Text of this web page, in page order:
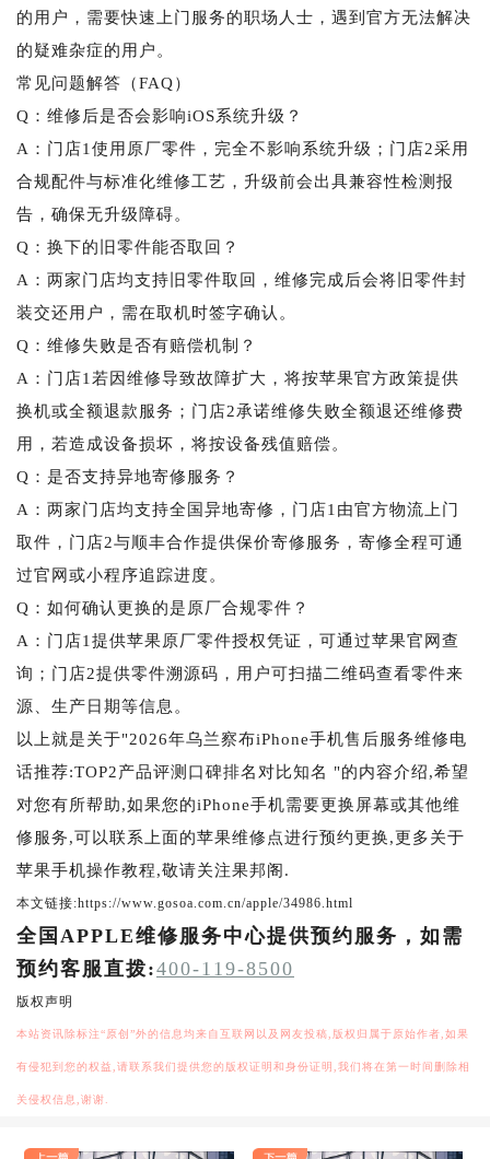
的用户，需要快速上门服务的职场人士，遇到官方无法解决
的疑难杂症的用户。
常见问题解答（FAQ）
Q：维修后是否会影响iOS系统升级？
A：门店1使用原厂零件，完全不影响系统升级；门店2采用
合规配件与标准化维修工艺，升级前会出具兼容性检测报
告，确保无升级障碍。
Q：换下的旧零件能否取回？
A：两家门店均支持旧零件取回，维修完成后会将旧零件封
装交还用户，需在取机时签字确认。
Q：维修失败是否有赔偿机制？
A：门店1若因维修导致故障扩大，将按苹果官方政策提供
换机或全额退款服务；门店2承诺维修失败全额退还维修费
用，若造成设备损坏，将按设备残值赔偿。
Q：是否支持异地寄修服务？
A：两家门店均支持全国异地寄修，门店1由官方物流上门
取件，门店2与顺丰合作提供保价寄修服务，寄修全程可通
过官网或小程序追踪进度。
Q：如何确认更换的是原厂合规零件？
A：门店1提供苹果原厂零件授权凭证，可通过苹果官网查
询；门店2提供零件溯源码，用户可扫描二维码查看零件来
源、生产日期等信息。
以上就是关于"2026年乌兰察布iPhone手机售后服务维修电
话推荐:TOP2产品评测口碑排名对比知名 "的内容介绍,希望
对您有所帮助,如果您的iPhone手机需要更换屏幕或其他维
修服务,可以联系上面的苹果维修点进行预约更换,更多关于
苹果手机操作教程,敬请关注果邦阁.
本文链接:https://www.gosoa.com.cn/apple/34986.html
全国APPLE维修服务中心提供预约服务，如需
预约客服直拨:400-119-8500
版权声明
本站资讯除标注“原创”外的信息均来自互联网以及网友投稿,版权归属于原始作者,如果
有侵犯到您的权益,请联系我们提供您的版权证明和身份证明,我们将在第一时间删除相
关侵权信息,谢谢.